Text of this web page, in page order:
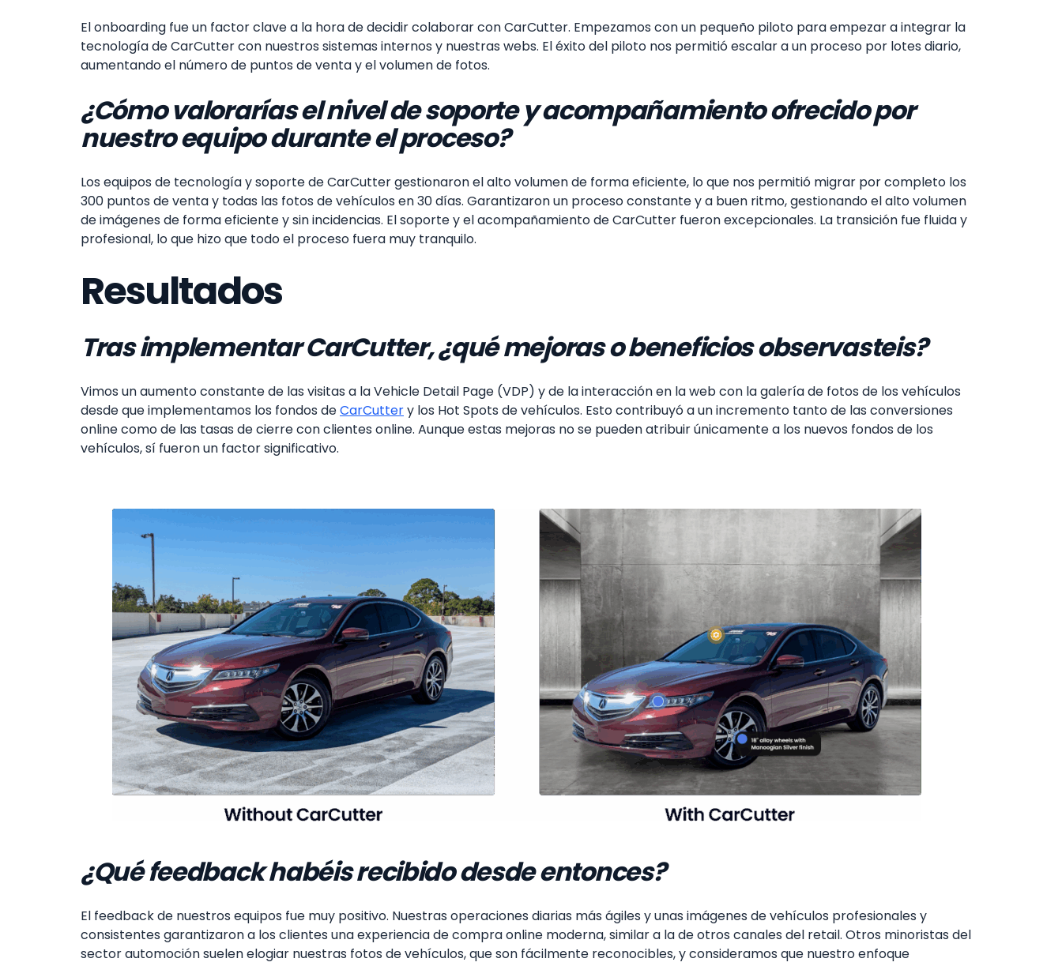
El onboarding fue un factor clave a la hora de decidir colaborar con CarCutter. Empezamos con un pequeño piloto para empezar a integrar la
tecnología de CarCutter con nuestros sistemas internos y nuestras webs. El éxito del piloto nos permitió escalar a un proceso por lotes diario,
aumentando el número de puntos de venta y el volumen de fotos.
¿Cómo valorarías el nivel de soporte y acompañamiento ofrecido por
nuestro equipo durante el proceso?
Los equipos de tecnología y soporte de CarCutter gestionaron el alto volumen de forma eficiente, lo que nos permitió migrar por completo los
300 puntos de venta y todas las fotos de vehículos en 30 días. Garantizaron un proceso constante y a buen ritmo, gestionando el alto volumen
de imágenes de forma eficiente y sin incidencias. El soporte y el acompañamiento de CarCutter fueron excepcionales. La transición fue fluida y
profesional, lo que hizo que todo el proceso fuera muy tranquilo.
Resultados
Tras implementar CarCutter, ¿qué mejoras o beneficios observasteis?
Vimos un aumento constante de las visitas a la Vehicle Detail Page (VDP) y de la interacción en la web con la galería de fotos de los vehículos
desde que implementamos los fondos deCarCuttery los Hot Spots de vehículos. Esto contribuyó a un incremento tanto de las conversiones
online como de las tasas de cierre con clientes online. Aunque estas mejoras no se pueden atribuir únicamente a los nuevos fondos de los
vehículos, sí fueron un factor significativo.
¿Qué feedback habéis recibido desde entonces?
El feedback de nuestros equipos fue muy positivo. Nuestras operaciones diarias más ágiles y unas imágenes de vehículos profesionales y
consistentes garantizaron a los clientes una experiencia de compra online moderna, similar a la de otros canales del retail. Otros minoristas del
sector automoción suelen elogiar nuestras fotos de vehículos, que son fácilmente reconocibles, y consideramos que nuestro enfoque